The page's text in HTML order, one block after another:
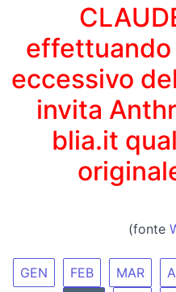
effettuando
eccessivo
invita
blia.it
(fonte
GEN FEB MAR